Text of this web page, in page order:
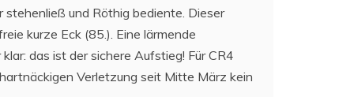
und Röthig bediente. Dieser
kurze Eck (85.). Eine lärmende
das ist der sichere Aufstieg! Für CR4
Verletzung seit Mitte März kein